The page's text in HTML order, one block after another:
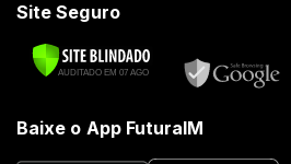
Site Seguro
Baixe o App FuturaIM